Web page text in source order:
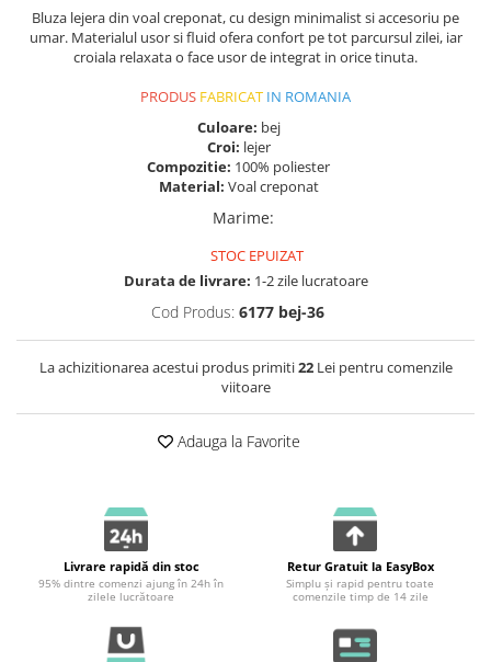
Bluza lejera din voal creponat, cu design minimalist si accesoriu pe
umar. Materialul usor si fluid ofera confort pe tot parcursul zilei, iar
croiala relaxata o face usor de integrat in orice tinuta.
PRODUS FABRICAT IN ROMANIA
Culoare: bej
Croi: lejer
Compozitie: 100% poliester
Material: Voal creponat
Marime:
STOC EPUIZAT
Durata de livrare: 1-2 zile lucratoare
Cod Produs: 6177 bej-36
La achizitionarea acestui produs primiti22Lei pentru comenzile
viitoare
Adauga la Favorite
Livrare rapidă din stoc
95% dintre comenzi ajung în 24h în
zilele lucrătoare
Retur Gratuit la EasyBox
Simplu și rapid pentru toate
comenzile timp de 14 zile